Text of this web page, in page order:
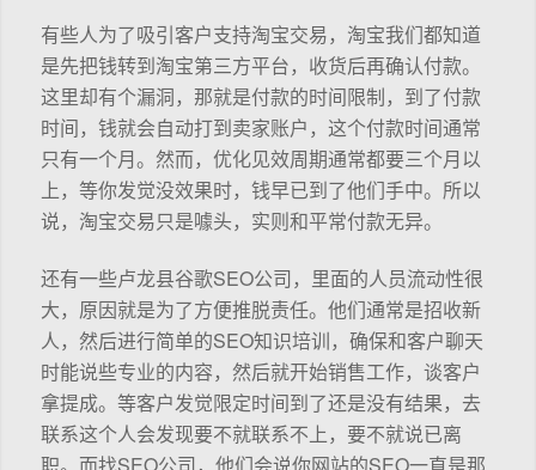
有些人为了吸引客户支持淘宝交易，淘宝我们都知道
是先把钱转到淘宝第三方平台，收货后再确认付款。
这里却有个漏洞，那就是付款的时间限制，到了付款
时间，钱就会自动打到卖家账户，这个付款时间通常
只有一个月。然而，优化见效周期通常都要三个月以
上，等你发觉没效果时，钱早已到了他们手中。所以
说，淘宝交易只是噱头，实则和平常付款无异。
还有一些卢龙县谷歌SEO公司，里面的人员流动性很
大，原因就是为了方便推脱责任。他们通常是招收新
人，然后进行简单的SEO知识培训，确保和客户聊天
时能说些专业的内容，然后就开始销售工作，谈客户
拿提成。等客户发觉限定时间到了还是没有结果，去
联系这个人会发现要不就联系不上，要不就说已离